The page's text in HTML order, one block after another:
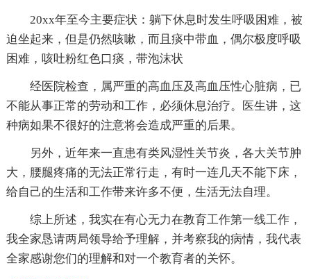
20xx年至今主要症状：躺下休息时发生呼吸困难，被
迫坐起来，但是仍然咳嗽，而且痰中带血，偶尔极度呼吸
困难，咳吐粉红色口痰，带泡沫状
经医院检查，属严重的高血压及高血压性心脏病，已
不能从事正常的劳动和工作，必须休息治疗。医生讲，这
种病如果不很好的注意将会造成严重的后果。
另外，近年来一直患有类风湿性关节炎，各大关节肿
大，腰腿疼痛的无法正常行走，有时一连几天不能下床，
给自己的生活和工作带来许多不便，生活无法自理。
综上所述，我实在有心无力在教育工作第一线工作，
我全家恳请两局领导给予理解，并考察我的病情，我代表
全家感谢您们的理解和对一个教育者的关怀。